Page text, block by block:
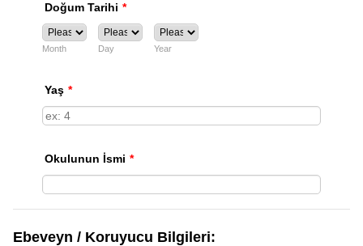
Doğum Tarihi *
Month Day Year
Yaş *
Okulunun İsmi *
Ebeveyn / Koruyucu Bilgileri: